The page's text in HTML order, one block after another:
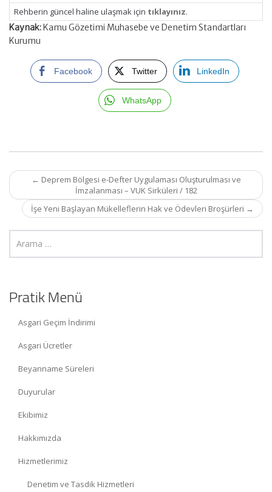
Rehberin güncel haline ulaşmak için tıklayınız.
Kaynak:Kamu Gözetimi Muhasebe ve Denetim Standartları
Kurumu
Facebook Twitter LinkedIn
WhatsApp
Post
navigation
← Deprem Bölgesi e-Defter Uygulaması Oluşturulması ve
İmzalanması – VUK Sirküleri / 182
İşe Yeni Başlayan Mükelleflerin Hak ve Ödevleri Broşürleri →
Pratik Menü
Asgari Geçim İndirimi
Asgari Ücretler
Beyanname Süreleri
Duyurular
Ekibimiz
Hakkımızda
Hizmetlerimiz
Denetim ve Tasdik Hizmetleri